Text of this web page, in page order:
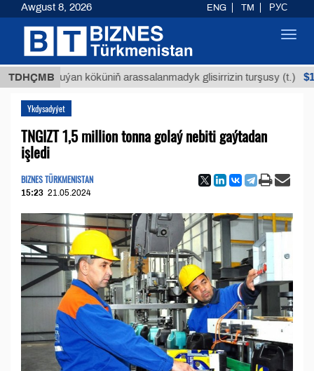
TDHÇMB
Buýan köküniň arassalanmadyk glisirrizin turşusy (t.)
Ykdysadyýet
TNGIZT 1,5 million tonna golaý nebiti gaýtadan
işledi
BIZNES TÜRKMENISTAN
15:23 21.05.2024
Awgust 8, 2026 ENG TM РУС